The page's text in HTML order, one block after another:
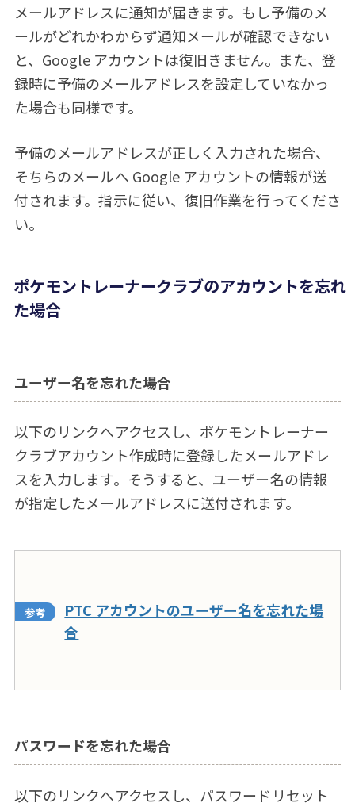
メールアドレスに通知が届きます。もし予備のメ
ールがどれかわからず通知メールが確認できない
と、Google アカウントは復旧きません。また、登
録時に予備のメールアドレスを設定していなかっ
た場合も同様です。
予備のメールアドレスが正しく入力された場合、
そちらのメールへ Google アカウントの情報が送
付されます。指示に従い、復旧作業を行ってくださ
い。
ポケモントレーナークラブのアカウントを忘れ
た場合
ユーザー名を忘れた場合
以下のリンクへアクセスし、ポケモントレーナー
クラブアカウント作成時に登録したメールアドレ
スを入力します。そうすると、ユーザー名の情報
が指定したメールアドレスに送付されます。
PTC アカウントのユーザー名を忘れた場
合
パスワードを忘れた場合
以下のリンクへアクセスし、パスワードリセット